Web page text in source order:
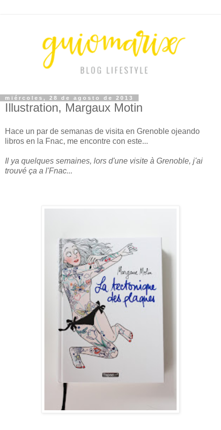
miércoles, 28 de agosto de 2013
Illustration, Margaux Motin
Hace un par de semanas de visita en Grenoble ojeando
libros en la Fnac, me encontre con este...
Il ya quelques semaines, lors d'une visite à Grenoble, j'ai
trouvé ça a l'Fnac...